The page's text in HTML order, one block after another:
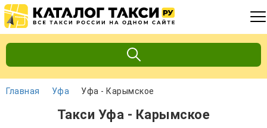
Главная Уфа Уфа - Карымское
Такси Уфа - Карымское